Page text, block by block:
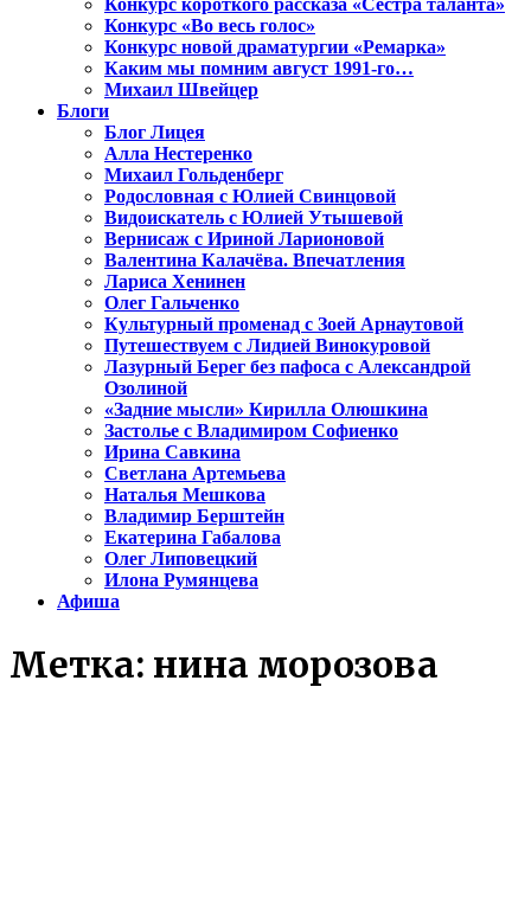
Конкурс короткого рассказа «Сестра таланта»
Конкурс «Во весь голос»
Конкурс новой драматургии «Ремарка»
Каким мы помним август 1991-го…
Михаил Швейцер
Блоги
Блог Лицея
Алла Нестеренко
Михаил Гольденберг
Родословная с Юлией Свинцовой
Видоискатель с Юлией Утышевой
Вернисаж с Ириной Ларионовой
Валентина Калачёва. Впечатления
Лариса Хенинен
Олег Гальченко
Культурный променад с Зоей Арнаутовой
Путешествуем с Лидией Винокуровой
Лазурный Берег без пафоса с Александрой
Озолиной
«Задние мысли» Кирилла Олюшкина
Застолье с Владимиром Софиенко
Ирина Савкина
Светлана Артемьева
Наталья Мешкова
Владимир Берштейн
Екатерина Габалова
Олег Липовецкий
Илона Румянцева
Афиша
Метка: нина морозова